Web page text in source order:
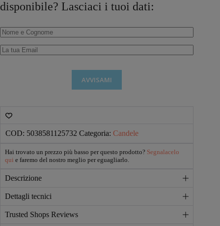
disponibile? Lasciaci i tuoi dati:
AVVISAMI
COD: 5038581125732 Categoria: Candele
Hai trovato un prezzo più basso per questo prodotto? Segnalacelo
qui e faremo del nostro meglio per eguagliarlo.
Descrizione
Dettagli tecnici
Trusted Shops Reviews